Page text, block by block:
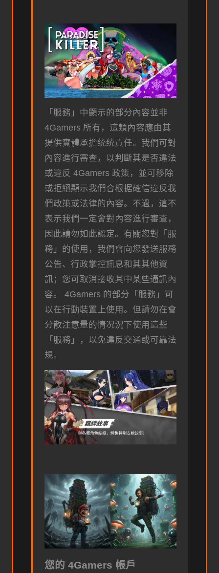
「服務」中顯示的部分內容並非
4Gamers 所有，這類內容應由其
提供實體承擔统统責任。我們可對
內容進行審查，以判斷其是否違法
或違反 4Gamers 政策，並可移除
或拒絕顯示我們合根据確信違反我
們政策或法律的內容。不過，這不
表示我們一定會對內容進行審查，
因此請勿如此認定。有關您對「服
務」的使用，我們會向您發送服務
公告、行政掌控訊息和其其他資
訊；您可取消接收其中某些通訊內
容。 4Gamers 的部分「服務」可
以在行動裝置上使用。但請勿在會
分散注意量的情况況下使用這些
「服務」，以免違反交通或可靠法
規。
您的 4Gamers 帳戶